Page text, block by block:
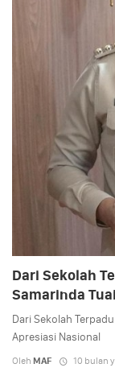
Dari Sekolah
Samarinda
Dari Sekolah
Apresiasi Nasional
Oleh MAF 10 bulan